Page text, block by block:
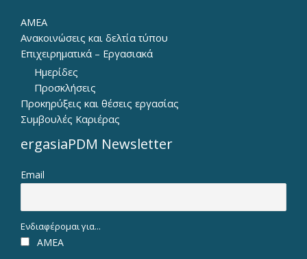
ΑΜΕΑ
Ανακοινώσεις και δελτία τύπου
Επιχειρηματικά – Εργασιακά
Ημερίδες
Προσκλήσεις
Προκηρύξεις και θέσεις εργασίας
Συμβουλές Καριέρας
ergasiaPDM Newsletter
Email
Ενδιαφέρομαι για...
ΑΜΕΑ